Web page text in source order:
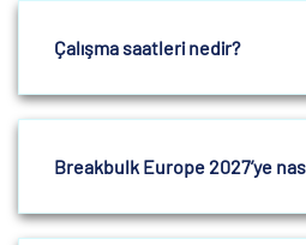
Çalışma saatleri nedir?
Breakbulk Europe 2027’ye